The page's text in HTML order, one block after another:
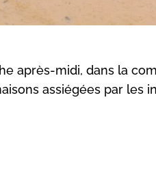
après-midi, dans la
assiégées par les